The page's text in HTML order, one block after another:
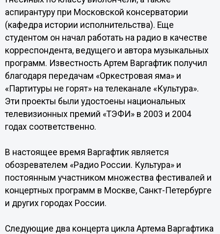
аспирантуру при Московской консерватории
(кафедра истории исполнительства). Еще
студентом он начал работать на радио в качестве
корреспондента, ведущего и автора музыкальных
программ. Известность Артем Варгафтик получил
благодаря передачам «Оркестровая яма» и
«Партитуры не горят» на телеканале «Культура».
Эти проекты были удостоены национальных
телевизионных премий «ТЭФИ» в 2003 и 2004
годах соответственно.
В настоящее время Варгафтик является
обозревателем «Радио России. Культура» и
постоянным участником множества фестивалей и
концертных программ в Москве, Санкт-Петербурге
и других городах России.
Следующие два концерта цикла Артема Варгафтика